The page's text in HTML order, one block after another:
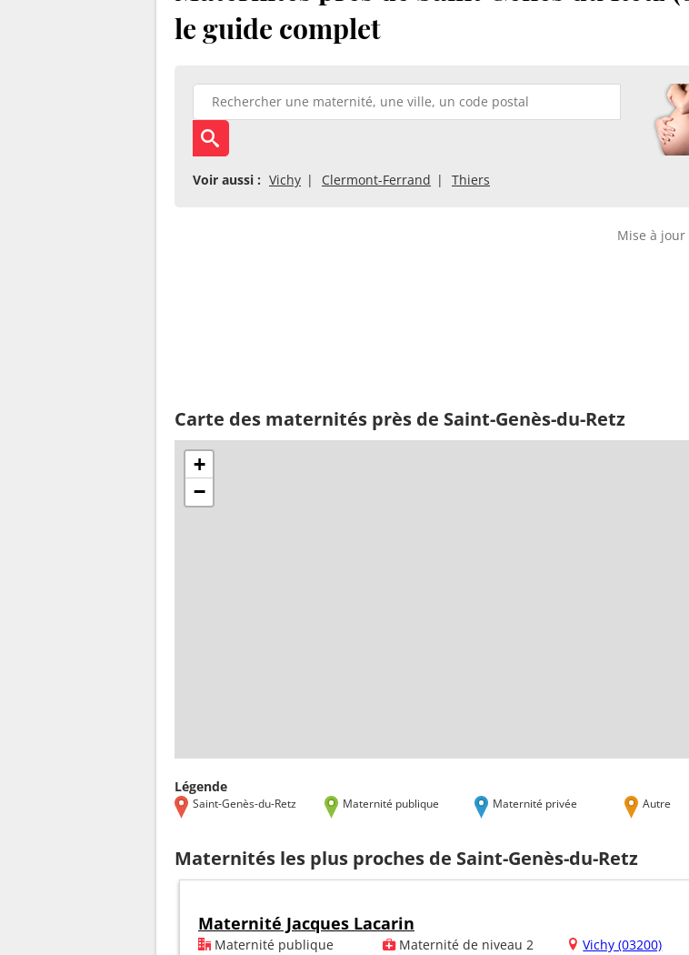
le guide complet
Voir aussi : Vichy Clermont-Ferrand Thiers
Mise à
Carte des maternités près de Saint-Genès-du-Retz
+
−
Légende
Saint-Genès-du-Retz Maternité publique Maternité privée Autre
Maternités les plus proches de Saint-Genès-du-Retz
Maternité Jacques Lacarin
Maternité publique Maternité de niveau 2 Vichy (03200)